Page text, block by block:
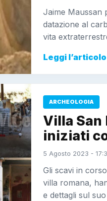
Jaime Maussan
datazione al
vita
Leggi
ARCHEOLOGIA
Villa San
iniziati
5 Agosto 2023 -
Gli scavi in
villa romana,
e dettagli sul